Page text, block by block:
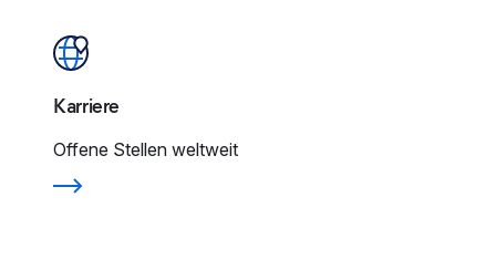
Karriere
Offene Stellen weltweit